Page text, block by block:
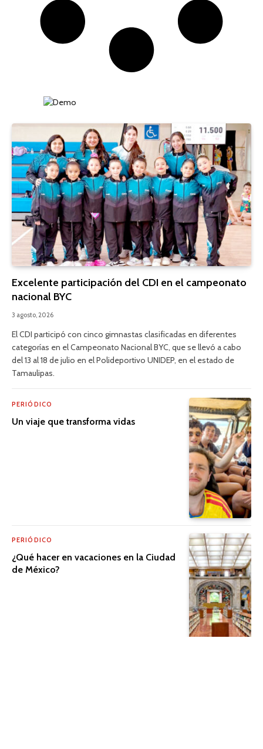
Excelente participación del CDI en el campeonato
nacional BYC
3 agosto, 2026
El CDI participó con cinco gimnastas clasificadas en diferentes
categorías en el Campeonato Nacional BYC, que se llevó a cabo
del 13 al 18 de julio en el Polideportivo UNIDEP, en el estado de
Tamaulipas.
PERIÓDICO
Un viaje que transforma vidas
PERIÓDICO
¿Qué hacer en vacaciones en la Ciudad
de México?